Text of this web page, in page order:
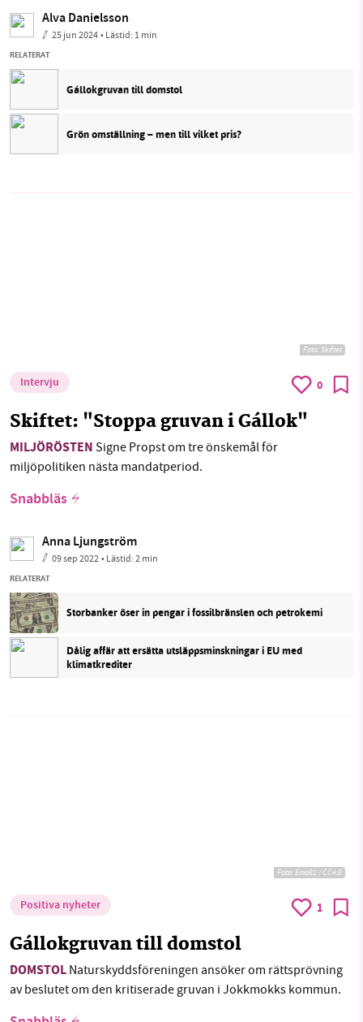
Alva Danielsson
25 jun 2024• Lästid: 1 min
RELATERAT
Gállokgruvan till domstol
Grön omställning – men till vilket pris?
Foto: Skiftet
Intervju 0
Skiftet: "Stoppa gruvan i Gállok"
MILJÖRÖSTEN Signe Propst om tre önskemål för
miljöpolitiken nästa mandatperiod.
Snabbläs
Anna Ljungström
09 sep 2022• Lästid:2 min
RELATERAT
Storbanker öser in pengar i fossilbränslen och petrokemi
Dålig affär att ersätta utsläppsminskningar i EU med
klimatkrediter
Foto: Eino81 / CC4.0
Positiva nyheter 1
Gállokgruvan till domstol
DOMSTOL Naturskyddsföreningen ansöker om rättsprövning
av beslutet om den kritiserade gruvan i Jokkmokks kommun.